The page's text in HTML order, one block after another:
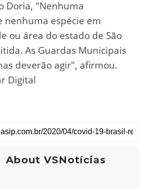
Doria, "Nenhuma
nenhuma espécie em
ou área do estado de São
As Guardas Municipais
deverão agir", afirmou.
Digital
About VSNotícias